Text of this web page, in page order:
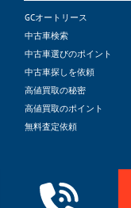
GCオートリース
中古車検索
中古車選びのポイント
中古車探しを依頼
高値買取の秘密
高値買取のポイント
無料査定依頼